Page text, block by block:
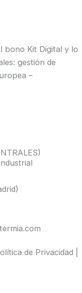
bono Kit Digital y lo
gestión de
–
de Privacidad